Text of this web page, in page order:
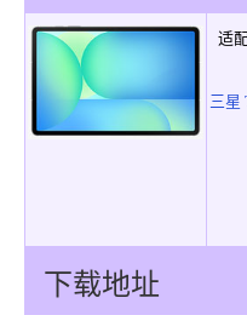
适
三星
下载地址